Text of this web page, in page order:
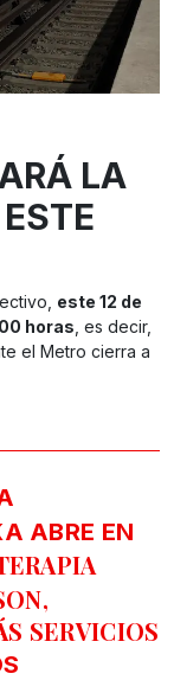
LA
este 12 de
horas , es decir,
el Metro cierra a
ABRE EN
SERVICIOS